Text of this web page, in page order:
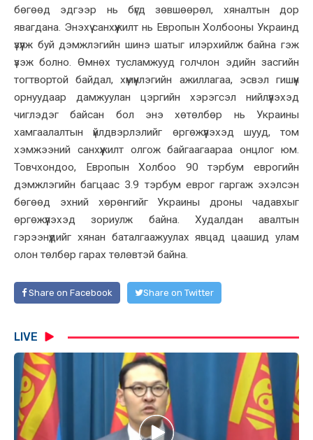
бөгөөд эдгээр нь бүгд зөвшөөрөл, хяналтын дор
явагдана. Энэхүү санхүүжилт нь Европын Холбооны Украинд
үзүүлж буй дэмжлэгийн шинэ шатыг илэрхийлж байна гэж
үзэж болно. Өмнөх тусламжууд голчлон эдийн засгийн
тогтвортой байдал, хүмүүнлэгийн ажиллагаа, эсвэл гишүүн
орнуудаар дамжуулан цэргийн хэрэгсэл нийлүүлэхэд
чиглэдэг байсан бол энэ хөтөлбөр нь Украины
хамгаалалтын үйлдвэрлэлийг өргөжүүлэхэд шууд, том
хэмжээний санхүүжилт олгож байгаагаараа онцлог юм.
Товчхондоо, Европын Холбоо 90 тэрбум еврогийн
дэмжлэгийн багцаас 3.9 тэрбум еврог гаргаж эхэлсэн
бөгөөд эхний хөрөнгийг Украины дроны чадавхыг
өргөжүүлэхэд зориулж байна. Худалдан авалтын
гэрээнүүдийг хянан баталгаажуулах явцад цаашид улам
олон төлбөр гарах төлөвтэй байна.
Share on Facebook Share on Twitter
LIVE